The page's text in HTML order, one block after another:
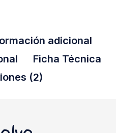
adicional
Ficha Técnica
(2)